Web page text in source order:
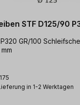
STF D125/90
GR/100
in 1-2 Werktagen